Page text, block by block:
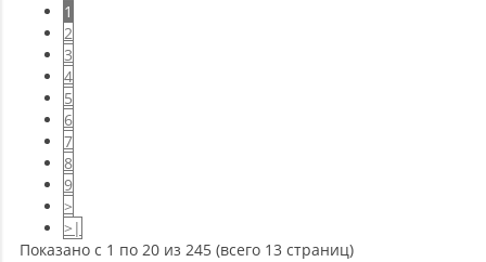
1
2
3
4
5
6
7
8
9
>
>|
Показано с 1 по 20 из 245 (всего 13 страниц)